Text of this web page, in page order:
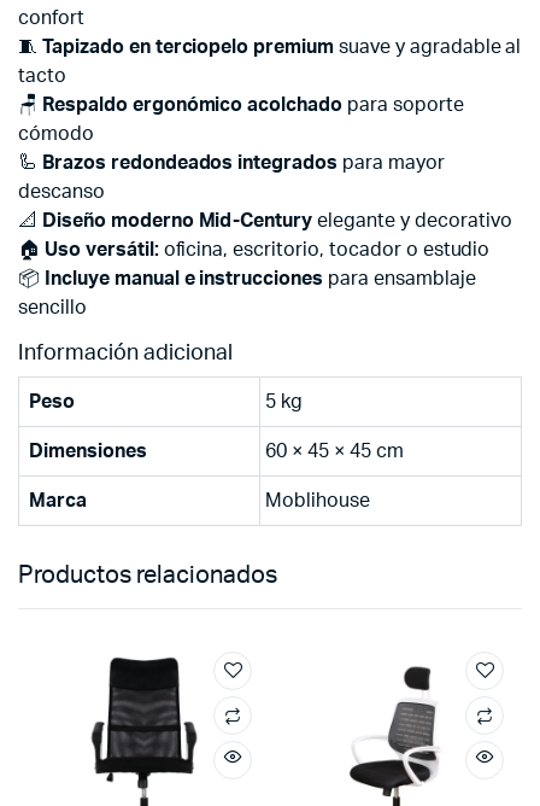
confort
🧵 Tapizado en terciopelo premium suave y agradable al
tacto
🪑 Respaldo ergonómico acolchado para soporte
cómodo
🦾 Brazos redondeados integrados para mayor
descanso
📐
Diseño moderno Mid-Century elegante y decorativo
🏠 Uso versátil:oficina, escritorio, tocador o estudio
📦
Incluye manual e instrucciones para ensamblaje
sencillo
Información adicional
Peso 5 kg
Dimensiones 60 × 45 × 45 cm
Marca Moblihouse
Productos relacionados